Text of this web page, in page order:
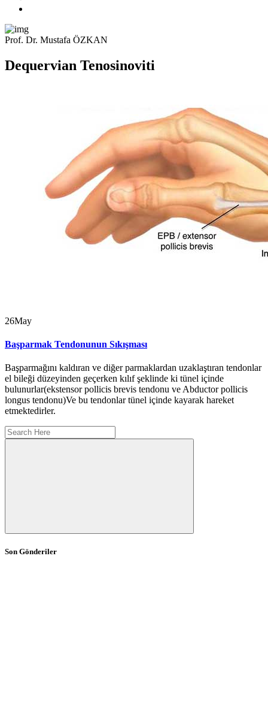
Prof. Dr. Mustafa ÖZKAN
Dequervian Tenosinoviti
26May
Başparmak Tendonunun Sıkışması
Başparmağını kaldıran ve diğer parmaklardan uzaklaştıran tendonlar
el bileği düzeyinden geçerken kılıf şeklinde ki tünel içinde
bulunurlar(ekstensor pollicis brevis tendonu ve Abductor pollicis
longus tendonu)Ve bu tendonlar tünel içinde kayarak hareket
etmektedirler.
Son Gönderiler